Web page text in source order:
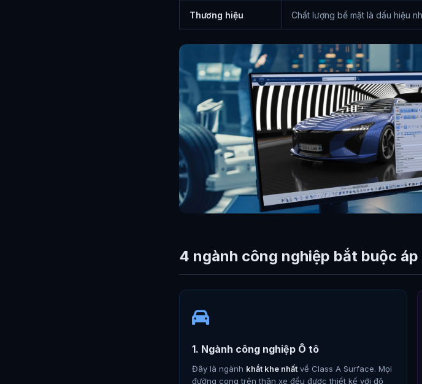
Thương hiệu Chất lượng bề mặt là dấu hiệu
4 ngành công nghiệp bắt buộc
1. Ngành công nghiệp Ô tô
Đây là ngành khắt khe nhất về Class A Surface. Mọi
đường cong trên thân xe đều được thiết kế với độ